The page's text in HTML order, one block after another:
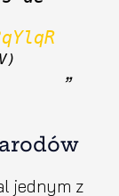
jednym z